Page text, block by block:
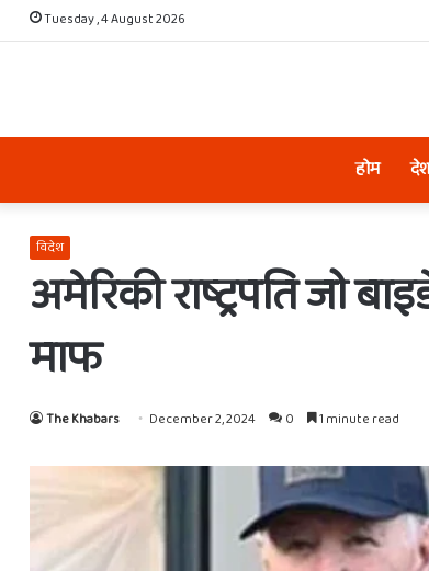
Tuesday , 4 August 2026
होम देश
विदेश
अमेरिकी राष्ट्रपति जो
माफ
The Khabars December 2, 2024 0 1 minute read